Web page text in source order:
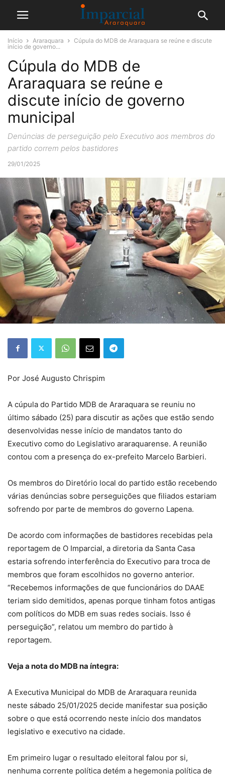
Início Araraquara
Cúpula do MDB de Araraquara se reúne e discute
início de governo...
Cúpula do MDB de
Araraquara se reúne e
discute início de governo
municipal
Denúncias de perseguição pelo Executivo aos membros do
partido correm pelos bastidores
29/01/2025
Por José Augusto Chrispim
A cúpula do Partido MDB de Araraquara se reuniu no
último sábado (25) para discutir as ações que estão sendo
desenvolvidas nesse início de mandatos tanto do
Executivo como do Legislativo araraquarense. A reunião
contou com a presença do ex-prefeito Marcelo Barbieri.
Os membros do Diretório local do partido estão recebendo
várias denúncias sobre perseguições que filiados estariam
sofrendo por parte de membros do governo Lapena.
De acordo com informações de bastidores recebidas pela
reportagem de O Imparcial, a diretoria da Santa Casa
estaria sofrendo interferência do Executivo para troca de
membros que foram escolhidos no governo anterior.
“Recebemos informações de que funcionários do DAAE
teriam sido demitidos, apenas porque tinham fotos antigas
com políticos do MDB em suas redes sociais. Isso é
perseguição”, relatou um membro do partido à
reportagem.
Veja a nota do MDB na íntegra:
A Executiva Municipal do MDB de Araraquara reunida
neste sábado 25/01/2025 decide manifestar sua posição
sobre o que está ocorrendo neste início dos mandatos
legislativo e executivo na cidade.
Em primeiro lugar o resultado eleitoral falou por si,
nenhuma corrente política detém a hegemonia política de